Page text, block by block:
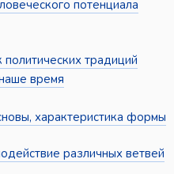
потенциала
традиций
время
характеристика формы
различных ветвей